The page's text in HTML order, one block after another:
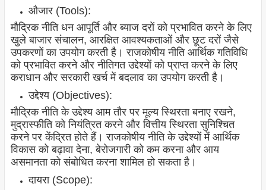
औजार (Tools):
मौद्रिक नीति धन आपूर्ति और ब्याज दरों को प्रभावित करने के लिए
खुले बाजार संचालन, आरक्षित आवश्यकताओं और छूट दरों जैसे
उपकरणों का उपयोग करती है। राजकोषीय नीति आर्थिक गतिविधि
को प्रभावित करने और नीतिगत उद्देश्यों को प्राप्त करने के लिए
कराधान और सरकारी खर्च में बदलाव का उपयोग करती है।
उद्देश्य (Objectives):
मौद्रिक नीति के उद्देश्य आम तौर पर मूल्य स्थिरता बनाए रखने,
मुद्रास्फीति को नियंत्रित करने और वित्तीय स्थिरता सुनिश्चित
करने पर केंद्रित होते हैं। राजकोषीय नीति के उद्देश्यों में आर्थिक
विकास को बढ़ावा देना, बेरोजगारी को कम करना और आय
असमानता को संबोधित करना शामिल हो सकता है।
दायरा (Scope):